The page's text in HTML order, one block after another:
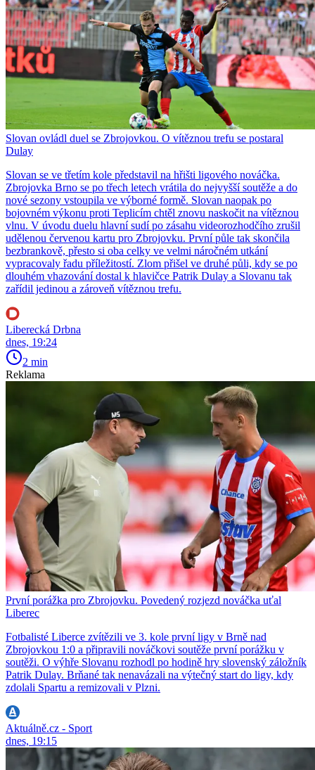
Slovan ovládl duel se Zbrojovkou. O vítěznou trefu se postaral
Dulay
Slovan se ve třetím kole představil na hřišti ligového nováčka.
Zbrojovka Brno se po třech letech vrátila do nejvyšší soutěže a do
nové sezony vstoupila ve výborné formě. Slovan naopak po
bojovném výkonu proti Teplicím chtěl znovu naskočit na vítěznou
vlnu. V úvodu duelu hlavní sudí po zásahu videorozhodčího zrušil
udělenou červenou kartu pro Zbrojovku. První půle tak skončila
bezbrankově, přesto si oba celky ve velmi náročném utkání
vypracovaly řadu příležitostí. Zlom přišel ve druhé půli, kdy se po
dlouhém vhazování dostal k hlavičce Patrik Dulay a Slovanu tak
zařídil jedinou a zároveň vítěznou trefu.
Liberecká Drbna
dnes, 19:24
2 min
Reklama
První porážka pro Zbrojovku. Povedený rozjezd nováčka uťal
Liberec
Fotbalisté Liberce zvítězili ve 3. kole první ligy v Brně nad
Zbrojovkou 1:0 a připravili nováčkovi soutěže první porážku v
soutěži. O výhře Slovanu rozhodl po hodině hry slovenský záložník
Patrik Dulay. Brňané tak nenavázali na výtečný start do ligy, kdy
zdolali Spartu a remizovali v Plzni.
Aktuálně.cz - Sport
dnes, 19:15